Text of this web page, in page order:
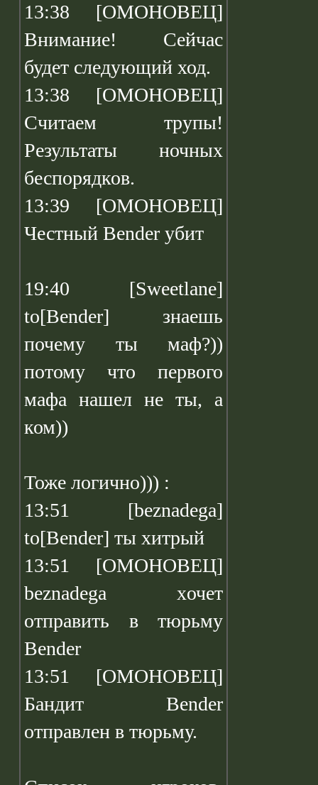
13:38 [ОМОНОВЕЦ]
Внимание! Сейчас
будет следующий ход.
13:38 [ОМОНОВЕЦ]
Считаем трупы!
Результаты ночных
беспорядков.
13:39 [ОМОНОВЕЦ]
Честный Bender убит
19:40 [Sweetlane]
to[Bender] знаешь
почему ты маф?))
потому что первого
мафа нашел не ты, а
ком))
Тоже логично))) :
13:51 [beznadega]
to[Bender] ты хитрый
13:51 [ОМОНОВЕЦ]
beznadega xочет
отправить в тюрьму
Bender
13:51 [ОМОНОВЕЦ]
Бандит Bender
отправлен в тюрьму.